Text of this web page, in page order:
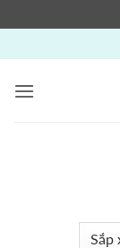
qua
nội